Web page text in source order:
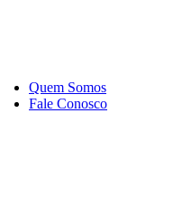
Quem Somos
Fale Conosco